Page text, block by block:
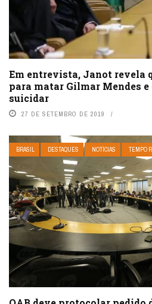
Em entrevista, Janot revela
para matar Gilmar Mendes e
suicidar
27 DE SETEMBRO DE 2019
BRASIL DESTAQUES NOTÍCIAS TEMPO